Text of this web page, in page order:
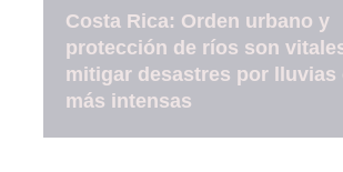
Costa Rica: Orden urbano y
protección de ríos son
mitigar desastres por lluvias
más intensas